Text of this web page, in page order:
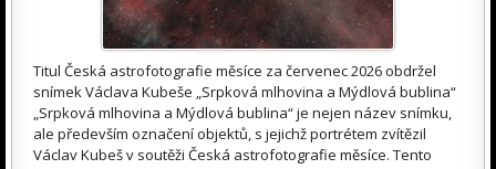
Titul Česká astrofotografie měsíce za červenec 2026 obdržel
snímek Václava Kubeše „Srpková mlhovina a Mýdlová bublina“
„Srpková mlhovina a Mýdlová bublina“ je nejen název snímku,
ale především označení objektů, s jejichž portrétem zvítězil
Václav Kubeš v soutěži Česká astrofotografie měsíce. Tento